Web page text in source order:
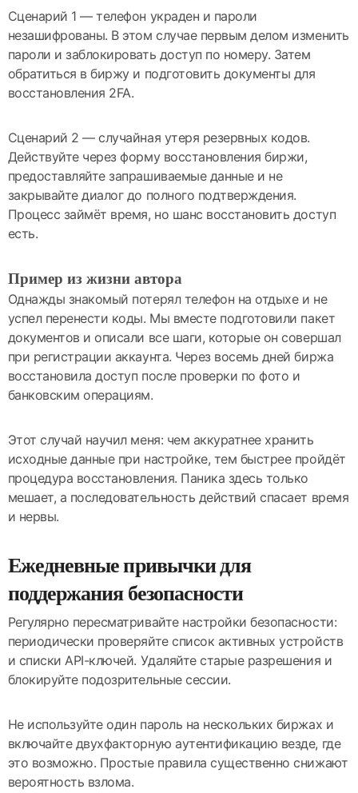
Сценарий 1 — телефон украден и пароли
незашифрованы. В этом случае первым делом изменить
пароли и заблокировать доступ по номеру. Затем
обратиться в биржу и подготовить документы для
восстановления 2FA.
Сценарий 2 — случайная утеря резервных кодов.
Действуйте через форму восстановления биржи,
предоставляйте запрашиваемые данные и не
закрывайте диалог до полного подтверждения.
Процесс займёт время, но шанс восстановить доступ
есть.
Пример из жизни автора
Однажды знакомый потерял телефон на отдыхе и не
успел перенести коды. Мы вместе подготовили пакет
документов и описали все шаги, которые он совершал
при регистрации аккаунта. Через восемь дней биржа
восстановила доступ после проверки по фото и
банковским операциям.
Этот случай научил меня: чем аккуратнее хранить
исходные данные при настройке, тем быстрее пройдёт
процедура восстановления. Паника здесь только
мешает, а последовательность действий спасает время
и нервы.
Ежедневные привычки для
поддержания безопасности
Регулярно пересматривайте настройки безопасности:
периодически проверяйте список активных устройств
и списки API-ключей. Удаляйте старые разрешения и
блокируйте подозрительные сессии.
Не используйте один пароль на нескольких биржах и
включайте двухфакторную аутентификацию везде, где
это возможно. Простые правила существенно снижают
вероятность взлома.